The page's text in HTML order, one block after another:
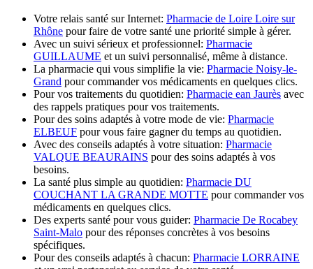
Votre relais santé sur Internet: Pharmacie de Loire Loire sur
Rhône pour faire de votre santé une priorité simple à gérer.
Avec un suivi sérieux et professionnel: Pharmacie
GUILLAUME et un suivi personnalisé, même à distance.
La pharmacie qui vous simplifie la vie: Pharmacie Noisy-le-
Grand pour commander vos médicaments en quelques clics.
Pour vos traitements du quotidien: Pharmacie ean Jaurès avec
des rappels pratiques pour vos traitements.
Pour des soins adaptés à votre mode de vie: Pharmacie
ELBEUF pour vous faire gagner du temps au quotidien.
Avec des conseils adaptés à votre situation: Pharmacie
VALQUE BEAURAINS pour des soins adaptés à vos
besoins.
La santé plus simple au quotidien: Pharmacie DU
COUCHANT LA GRANDE MOTTE pour commander vos
médicaments en quelques clics.
Des experts santé pour vous guider: Pharmacie De Rocabey
Saint-Malo pour des réponses concrètes à vos besoins
spécifiques.
Pour des conseils adaptés à chacun: Pharmacie LORRAINE